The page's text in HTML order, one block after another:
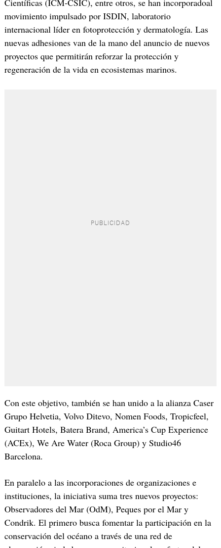
Científicas (ICM-CSIC), entre otros, se han incorporadoal
movimiento impulsado por ISDIN, laboratorio
internacional líder en fotoprotección y dermatología. Las
nuevas adhesiones van de la mano del anuncio de nuevos
proyectos que permitirán reforzar la protección y
regeneración de la vida en ecosistemas marinos.
Con este objetivo, también se han unido a la alianza Caser
Grupo Helvetia, Volvo Ditevo, Nomen Foods, Tropicfeel,
Guitart Hotels, Batera Brand, America’s Cup Experience
(ACEx), We Are Water (Roca Group) y Studio46
Barcelona.
En paralelo a las incorporaciones de organizaciones e
instituciones, la iniciativa suma tres nuevos proyectos:
Observadores del Mar (OdM), Peques por el Mar y
Condrik. El primero busca fomentar la participación en la
conservación del océano a través de una red de